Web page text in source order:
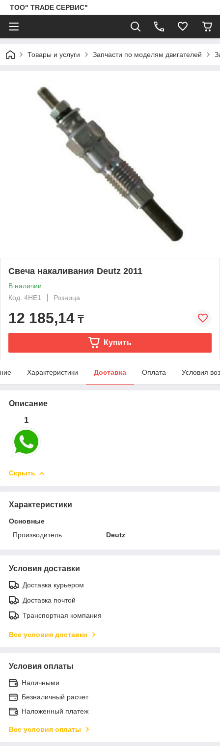
ТОО" TRADE СЕРВИС"
Товары и услуги Запчасти по моделям двигателей
Свеча накаливания Deutz 2011
В наличии
Код: 4HE1
Розница
12 185,14 ₸
Купить
Характеристики Доставка Оплата Условия
Описание
1
Скрыть
Характеристики
Основные
Производитель
Deutz
Условия доставки
Доставка курьером
Доставка почтой
Транспортная компания
Все условия доставки
Условия оплаты
Наличными
Безналичный расчет
Наложенный платеж
Все условия оплаты